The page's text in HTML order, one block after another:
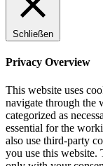
Schließen
Privacy Overview
This website uses
navigate through the
categorized as
essential for the
also use third-party
you use this website.